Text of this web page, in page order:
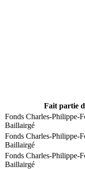
Fait partie
Fonds Charles-Philippe-
Baillairgé
Fonds Charles-Philippe-
Baillairgé
Fonds Charles-Philippe-
Baillairgé